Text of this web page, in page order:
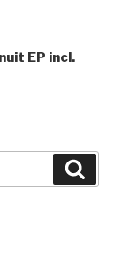
EP incl.